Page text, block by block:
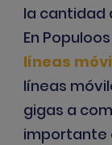
la cantidad
En
líneas
líneas
gigas a
importante